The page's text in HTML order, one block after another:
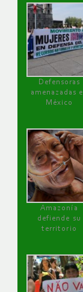
Defensoras
amenazadas
México
Amazonía
defiende su
territorio